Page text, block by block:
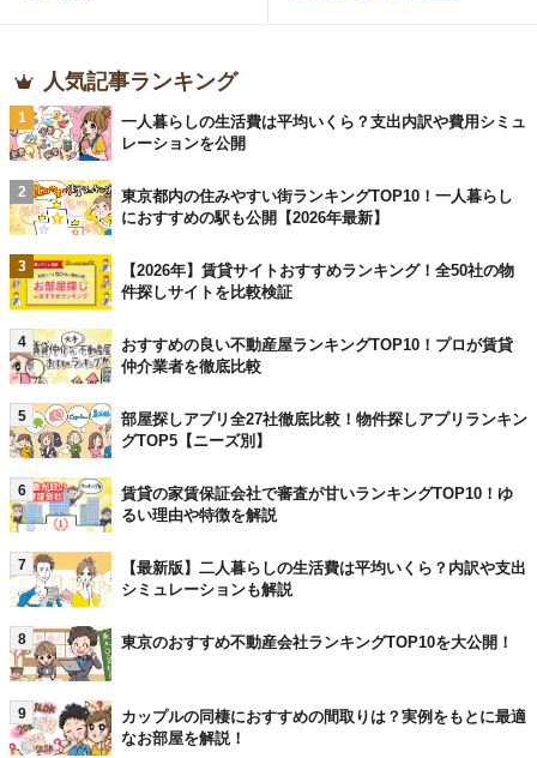
人気記事ランキング
1
一人暮らしの生活費は平均いくら？支出内訳や費用シミュ
レーションを公開
2
東京都内の住みやすい街ランキングTOP10！一人暮らし
におすすめの駅も公開【2026年最新】
3
【2026年】賃貸サイトおすすめランキング！全50社の物
件探しサイトを比較検証
4
おすすめの良い不動産屋ランキングTOP10！プロが賃貸
仲介業者を徹底比較
5
部屋探しアプリ全27社徹底比較！物件探しアプリランキン
グTOP5【ニーズ別】
6
賃貸の家賃保証会社で審査が甘いランキングTOP10！ゆ
るい理由や特徴を解説
7
【最新版】二人暮らしの生活費は平均いくら？内訳や支出
シミュレーションも解説
8 東京のおすすめ不動産会社ランキングTOP10を大公開！
9
カップルの同棲におすすめの間取りは？実例をもとに最適
なお部屋を解説！